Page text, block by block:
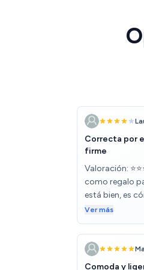
Correcta por
firme
Valoración:
como regalo
está bien, es
es tan firme
se monta
robusta y de
mejores. Para
relación
Ver más
Comoda y